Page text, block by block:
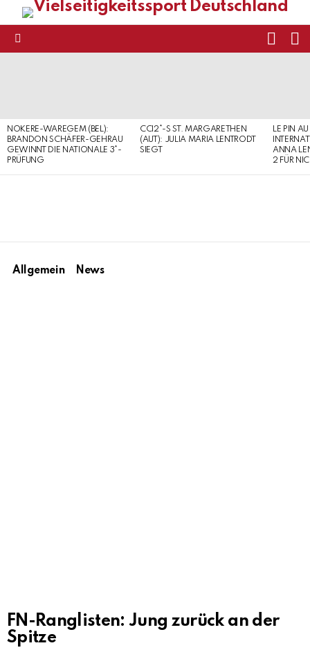
NOKERE-WAREGEM (BEL):
BRANDON SCHÄFER-GEHRAU
GEWINNT DIE NATIONALE 3*-
PRÜFUNG
CCI2*-S ST. MARGARETHEN
(AUT): JULIA MARIA LENTRODT
SIEGT
LE PIN
ANNA
2 FÜR
Allgemein News
FN-Ranglisten: Jung zurück an der
Spitze